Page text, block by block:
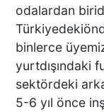
odalardan
binlerce
yurtdışındaki
sektördeki
5-6 yıl önce